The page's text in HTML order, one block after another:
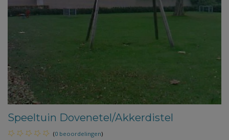
Speeltuin Dovenetel/Akkerdistel
(0 beoordelingen)